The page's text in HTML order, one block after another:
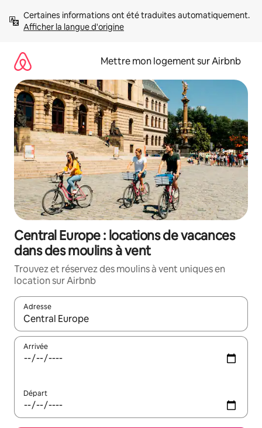
directement
Afficher la langue d'origine
Mettre mon logement sur Airbnb
Central Europe : locations de vacances
dans des moulins à vent
Trouvez et réservez des moulins à vent uniques en
location sur Airbnb
Adresse
Lorsque les résultats s'affichent, utilisez les flèches vers le
Arrivée
Départ